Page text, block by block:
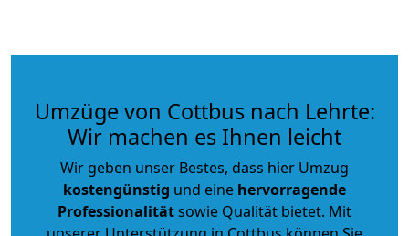
Umzüge von Cottbus nach Lehrte:
Wir machen es Ihnen leicht
Wir geben unser Bestes, dass hier Umzug
kostengünstig und eine hervorragende
Professionalitätsowie Qualität bietet. Mit